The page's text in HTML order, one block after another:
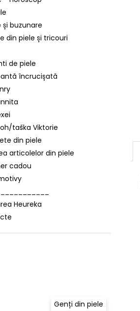
și buzunare
din piele și tricouri
de piele
încrucișată
taška Viktorie
din piele
articolelor din piele
cadou
Heureka
Genți din piele